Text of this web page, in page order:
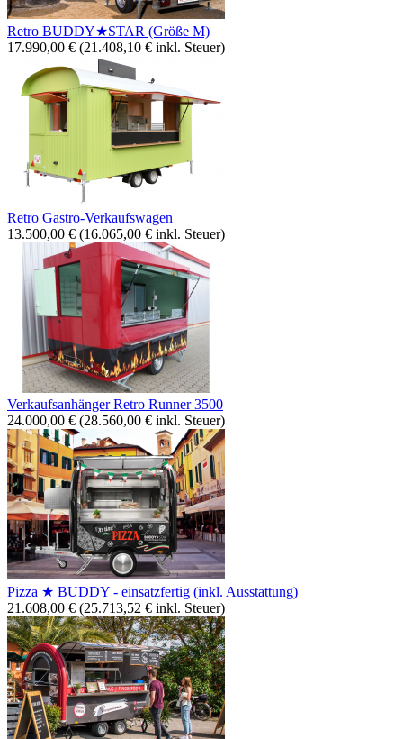
Retro BUDDY★STAR (Größe M)
17.990,00 € (21.408,10 € inkl. Steuer)
Retro Gastro-Verkaufswagen
13.500,00 € (16.065,00 € inkl. Steuer)
Verkaufsanhänger Retro Runner 3500
24.000,00 € (28.560,00 € inkl. Steuer)
Pizza ★ BUDDY - einsatzfertig (inkl. Ausstattung)
21.608,00 € (25.713,52 € inkl. Steuer)